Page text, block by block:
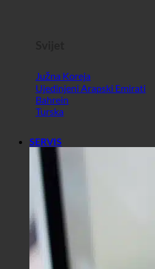
Južna Koreja
Ujedinjeni Arapski Emirati
Bahrein
SERVIS